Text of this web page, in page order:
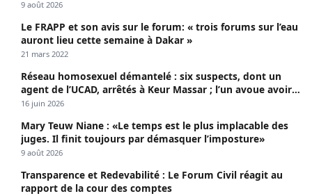
apothéose
9 août 2026
Le FRAPP et son avis sur le forum: « trois forums sur l’eau
auront lieu cette semaine à Dakar »
21 mars 2022
Réseau homosexuel démantelé : six suspects, dont un
agent de l’UCAD, arrêtés à Keur Massar ; l’un avoue avoir
propagé le VIH depuis 2018
16 juin 2026
Mary Teuw Niane : «Le temps est le plus implacable des
juges. Il finit toujours par démasquer l’imposture»
9 août 2026
Transparence et Redevabilité : Le Forum Civil réagit au
rapport de la cour des comptes